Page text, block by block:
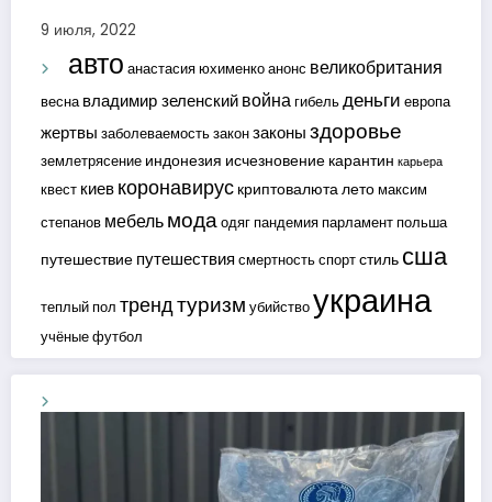
9 июля, 2022
авто анастасия юхименкоанонс великобритания
весна владимир зеленскийвойнагибельденьги европа
жертвы заболеваемостьзаконзаконыздоровье
землетрясение индонезия исчезновение карантин карьера
квест киевкоронавирус криптовалюталетомаксим
степанов мебельмодаодягпандемияпарламентпольша
путешествие путешествия смертностьспортстиль сша
теплый пол трендтуризм убийствоукраина
учёныефутбол